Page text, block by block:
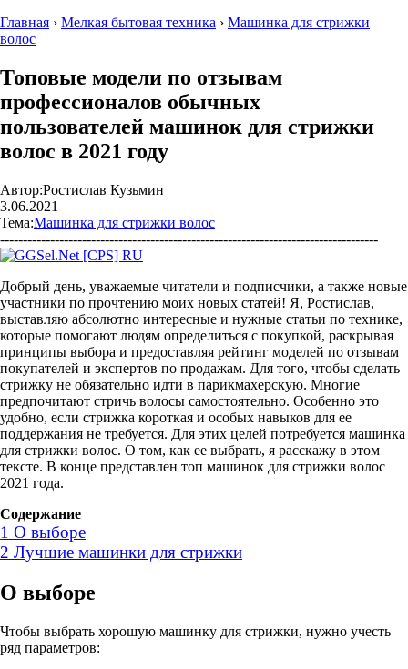
Главная › Мелкая бытовая техника › Машинка для стрижки
волос
Топовые модели по отзывам
профессионалов обычных
пользователей машинок для стрижки
волос в 2021 году
Автор:Ростислав Кузьмин
3.06.2021
Тема:Машинка для стрижки волос
-----------------------------------------------------------------------------------
Добрый день, уважаемые читатели и подписчики, а также новые
участники по прочтению моих новых статей! Я, Ростислав,
выставляю абсолютно интересные и нужные статьи по технике,
которые помогают людям определиться с покупкой, раскрывая
принципы выбора и предоставляя рейтинг моделей по отзывам
покупателей и экспертов по продажам. Для того, чтобы сделать
стрижку не обязательно идти в парикмахерскую. Многие
предпочитают стричь волосы самостоятельно. Особенно это
удобно, если стрижка короткая и особых навыков для ее
поддержания не требуется. Для этих целей потребуется машинка
для стрижки волос. О том, как ее выбрать, я расскажу в этом
тексте. В конце представлен топ машинок для стрижки волос
2021 года.
Содержание
1 О выборе
2 Лучшие машинки для стрижки
О выборе
Чтобы выбрать хорошую машинку для стрижки, нужно учесть
ряд параметров: